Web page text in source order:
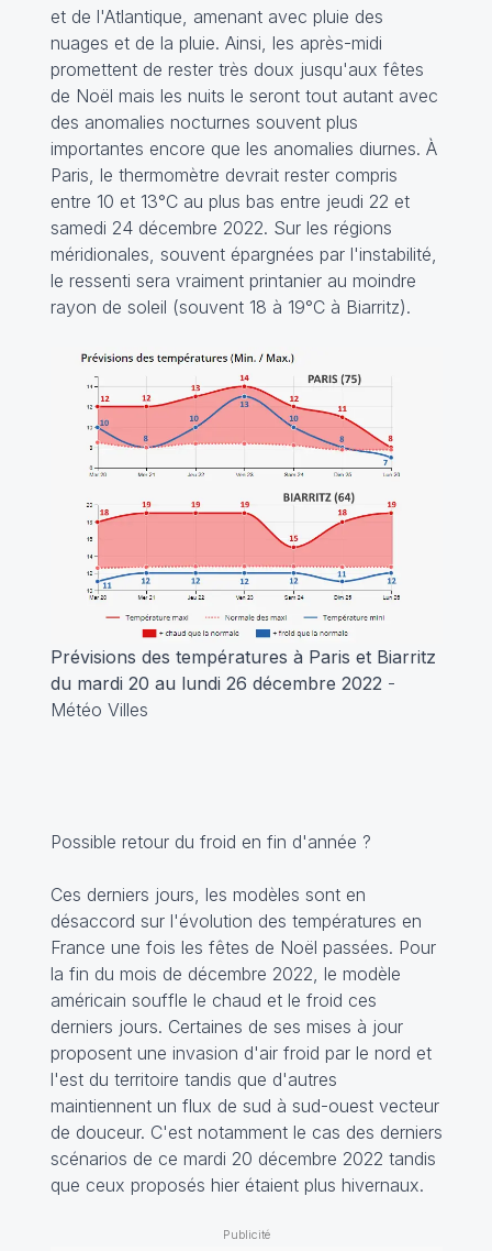
et de l'Atlantique, amenant avec pluie des
nuages et de la pluie. Ainsi, les après-midi
promettent de rester très doux jusqu'aux fêtes
de Noël mais les nuits le seront tout autant avec
des anomalies nocturnes souvent plus
importantes encore que les anomalies diurnes. À
Paris, le thermomètre devrait rester compris
entre 10 et 13°C au plus bas entre jeudi 22 et
samedi 24 décembre 2022. Sur les régions
méridionales, souvent épargnées par l'instabilité,
le ressenti sera vraiment printanier au moindre
rayon de soleil (souvent 18 à 19°C à Biarritz).
Prévisions des températures à Paris et Biarritz
du mardi 20 au lundi 26 décembre 2022 -
Météo Villes
Possible retour du froid en fin d'année ?
Ces derniers jours, les modèles sont en
désaccord sur l'évolution des températures en
France une fois les fêtes de Noël passées. Pour
la fin du mois de décembre 2022, le modèle
américain souffle le chaud et le froid ces
derniers jours. Certaines de ses mises à jour
proposent une invasion d'air froid par le nord et
l'est du territoire tandis que d'autres
maintiennent un flux de sud à sud-ouest vecteur
de douceur. C'est notamment le cas des derniers
scénarios de ce mardi 20 décembre 2022 tandis
que ceux proposés hier étaient plus hivernaux.